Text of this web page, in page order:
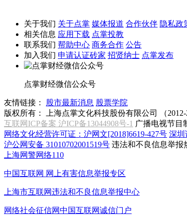
关于我们 关于点掌 媒体报道 合作伙伴 隐私政
相关信息 应用下载 点掌投教
联系我们 帮助中心 商务合作 公告
加入我们 申请认证砖家 招贤纳士 点掌发布
点掌财经微信公众号
友情链接： 股市最新消息 股票学院
版权所有：
上海点掌文化科技股份有限公司 （2012-
互联网ICP备案 沪ICP备13044908号-1 广播电视节目
网络文化经营许可证：沪网文[2018]6619-427号 深圳
沪公网安备 31010702001519号 违法和不良信息举报
上海网警网络110
中国互联网 网上有害信息举报专区
上海市互联网违法和不良信息举报中心
网络社会征信网中国互联网诚信门户